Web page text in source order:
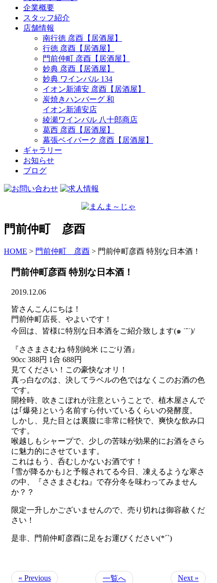
企業概要
スタッフ紹介
店舗情報
南行徳 彦酉【居酒屋】
行徳 彦酉【居酒屋】
門前仲町 彦酉【居酒屋】
妙典 彦酉【居酒屋】
妙典 ワインバル 134
イオン新浦安 彦酉【居酒屋】
炭焼きハンバーグ 和
イオン新浦安店
綾瀬ワインバル 八十郎商店
葛西 彦酉【居酒屋】
幕張ベイパーク 彦酉【居酒屋】
ギャラリー
お知らせ
ブログ
門前仲町 彦酉
HOME > 門前仲町 彦酉 > 門前仲町彦酉 特別な日本酒！
門前仲町彦酉 特別な日本酒！
2019.12.06
皆さんこんにちは！
門前仲町店長、やよいです！
今回は、皆様に特別な日本酒をご紹介致します(๑ ˙˘˙)/
『ささまさむね 特別純米 にごり酒』
90cc 388円 1合 688円
見てください！この豪快なオリ！
真っ白なのは、決してラベルの色ではなくこのお酒の色
です。
開栓時、吹きこぼれが注意ということで、植木屋さんで
は｢爆発｣という名前すら付いているくらいの発酵度。
しかし、見た目とは裏腹に非常に軽快で、爽快な飲み口
です。
喉越しもシャープで、少しの苦味が効果的にお酒をさら
に魅力的にさせています。
これはもう、呑むしかないお酒です！
｢雪が降るかも｣と予報されてる今日、凍えるような寒さ
の中、『ささまさむね』で存分冬を味わってみません
か？？
限定一升しかございませんので、売り切れは御容赦くだ
さい！
是非、門前仲町彦酉に足をお運びください(*´`)
« Previous 一覧へ Next »